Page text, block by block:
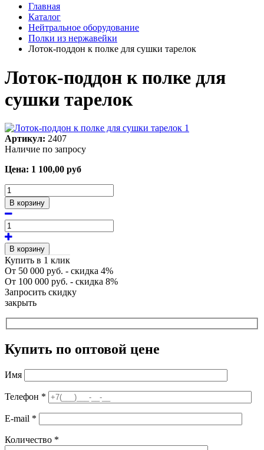
Главная
Каталог
Нейтральное оборудование
Полки из нержавейки
Лоток-поддон к полке для сушки тарелок
Лоток-поддон к полке для
сушки тарелок
Артикул: 2407
Наличие по запросу
Цена: 1 100,00 руб
В корзину
В корзину
Купить в 1 клик
От 50 000 руб. - скидка 4%
От 100 000 руб. - скидка 8%
Запросить скидку
закрыть
Купить по оптовой цене
Имя
Телефон *
E-mail *
Количество *